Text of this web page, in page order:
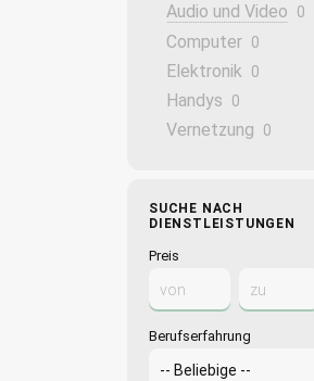
Audio und Video 0
Computer 0
Elektronik 0
Handys 0
Vernetzung 0
SUCHE NACH
DIENSTLEISTUNGEN
Preis
Berufserfahrung